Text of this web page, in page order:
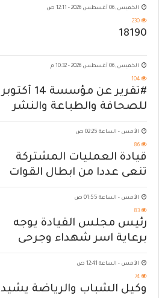
الخميس, 06 أغسطس 2026 - 12:11 ص
230
18190
الخميس, 06 أغسطس 2026 - 10:32 م
104
#تقرير عن مؤسسة 14 أكتوبر
للصحافة والطباعة والنشر
الأمس - الساعة 02:25 ص
86
قيادة العمليات المشتركة
تنعى عددا من ابطال القوات
المسلحة
الأمس - الساعة 01:55 ص
83
رئيس مجلس القيادة يوجه
برعاية اسر شهداء وجرحى
الهجوم الإرهابي الحوثي والرد
الحازم على مصدر التهديد
الأمس - الساعة 12:41 ص
74
وكيل الشباب والرياضة يشيد